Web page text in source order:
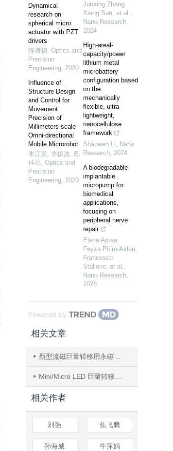
Dynamical
research on
spherical micro
actuator with PZT
drivers
陈海初, Optics and
Precision
Engineering, 2020
Influence of
Structure Design
and Control for
Movement
Precision of
Millimeters-scale
Omni-directional
Mobile Microrobot
李江昊, 李振波, 陈
佳品, Optics and
Precision
Engineering, 2020
Junxing Zhang,
Xiang Sun, et al.,
Nano Research,
2024
High-areal-
capacity/power
lithium metal
microbattery
configuration based
on the
mechanically
flexible, ultra-
lightweight,
nanocellulose
framework
Shaowen Li, Nano
Research, 2024
A biodegradable
implantable
micropump for
biomedical
applications,
focusing on
peripheral nerve
repair
Elena Aprea,
Feyza Pirim-Aslan,
Francesco
Stallone, et al.,
Nano Research,
2026
Powered by
相关文章
新型流磁巨量转移用永磁偏置定位磁针
Mini/Micro LED 巨量转移技术研究与发展现状
相关作者
刘强 焦飞腾
孙海威 牛萍娟